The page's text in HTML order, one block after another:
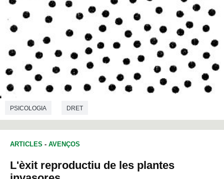
PSICOLOGIA DRET
ARTICLES - AVENÇOS
L'èxit reproductiu de les plantes